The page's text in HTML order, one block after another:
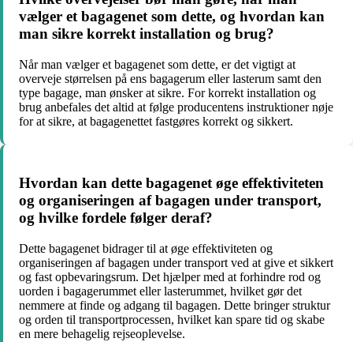
vælger et bagagenet som dette, og hvordan kan
man sikre korrekt installation og brug?
Når man vælger et bagagenet som dette, er det vigtigt at
overveje størrelsen på ens bagagerum eller lasterum samt den
type bagage, man ønsker at sikre. For korrekt installation og
brug anbefales det altid at følge producentens instruktioner nøje
for at sikre, at bagagenettet fastgøres korrekt og sikkert.
Hvordan kan dette bagagenet øge effektiviteten
og organiseringen af bagagen under transport,
og hvilke fordele følger deraf?
Dette bagagenet bidrager til at øge effektiviteten og
organiseringen af bagagen under transport ved at give et sikkert
og fast opbevaringsrum. Det hjælper med at forhindre rod og
uorden i bagagerummet eller lasterummet, hvilket gør det
nemmere at finde og adgang til bagagen. Dette bringer struktur
og orden til transportprocessen, hvilket kan spare tid og skabe
en mere behagelig rejseoplevelse.